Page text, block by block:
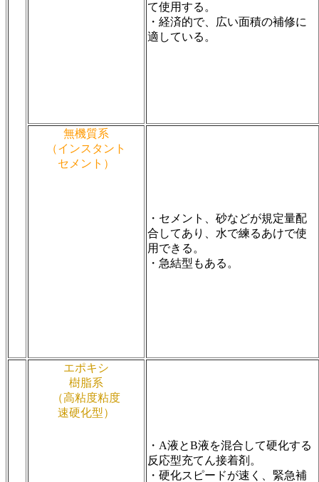
て使用する。
・経済的で、広い面積の補修に
適している。
無機質系
（インスタント
セメント）
・セメント、砂などが規定量配
合してあり、水で練るあけで使
用できる。
・急結型もある。
エポキシ
樹脂系
（高粘度粘度
速硬化型）
・A液とB液を混合して硬化する
反応型充てん接着剤。
・硬化スピードが速く、緊急補